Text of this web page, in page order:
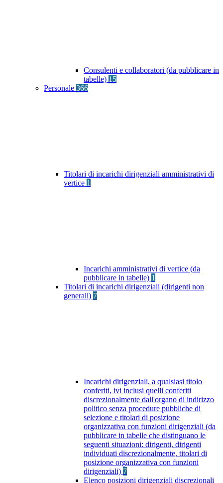
Consulenti e collaboratori (da pubblicare in
tabelle) 15
Personale 366
Titolari di incarichi dirigenziali amministrativi di
vertice 1
Incarichi amministrativi di vertice (da
pubblicare in tabelle) 1
Titolari di incarichi dirigenziali (dirigenti non
generali) 7
Incarichi dirigenziali, a qualsiasi titolo
conferiti, ivi inclusi quelli conferiti
discrezionalmente dall'organo di indirizzo
politico senza procedure pubbliche di
selezione e titolari di posizione
organizzativa con funzioni dirigenziali (da
pubblicare in tabelle che distinguano le
seguenti situazioni: dirigenti, dirigenti
individuati discrezionalmente, titolari di
posizione organizzativa con funzioni
dirigenziali) 7
Elenco posizioni dirigenziali discrezionali